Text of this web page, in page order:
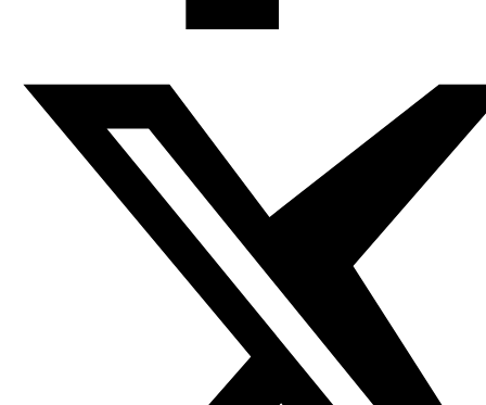
[Pinchar encima de una imagen
para ver en pase de diapositivas]